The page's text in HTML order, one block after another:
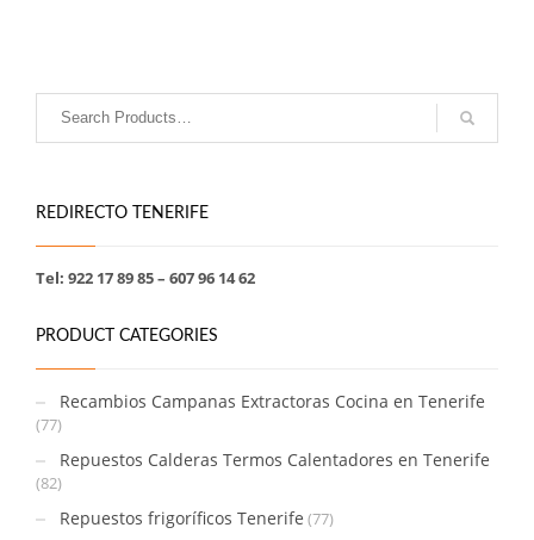
REDIRECTO TENERIFE
Tel: 922 17 89 85 – 607 96 14 62
PRODUCT CATEGORIES
Recambios Campanas Extractoras Cocina en Tenerife
(77)
Repuestos Calderas Termos Calentadores en Tenerife
(82)
Repuestos frigoríficos Tenerife (77)